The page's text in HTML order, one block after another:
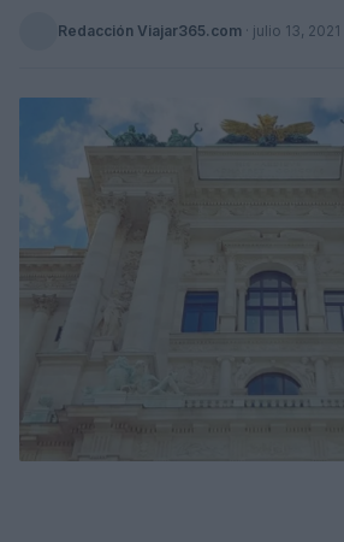
Redacción Viajar365.com · julio 13, 2021